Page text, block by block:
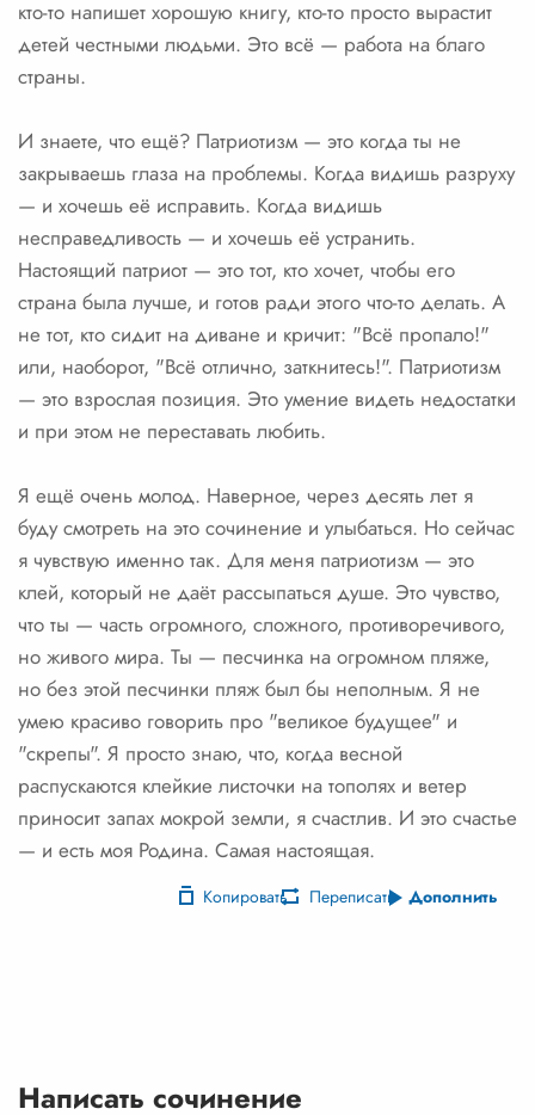
кто-то напишет хорошую книгу, кто-то просто вырастит
детей честными людьми. Это всё — работа на благо
страны.
И знаете, что ещё? Патриотизм — это когда ты не
закрываешь глаза на проблемы. Когда видишь разруху
— и хочешь её исправить. Когда видишь
несправедливость — и хочешь её устранить.
Настоящий патриот — это тот, кто хочет, чтобы его
страна была лучше, и готов ради этого что-то делать. А
не тот, кто сидит на диване и кричит: "Всё пропало!"
или, наоборот, "Всё отлично, заткнитесь!". Патриотизм
— это взрослая позиция. Это умение видеть недостатки
и при этом не переставать любить.
Я ещё очень молод. Наверное, через десять лет я
буду смотреть на это сочинение и улыбаться. Но сейчас
я чувствую именно так. Для меня патриотизм — это
клей, который не даёт рассыпаться душе. Это чувство,
что ты — часть огромного, сложного, противоречивого,
но живого мира. Ты — песчинка на огромном пляже,
но без этой песчинки пляж был бы неполным. Я не
умею красиво говорить про "великое будущее" и
"скрепы". Я просто знаю, что, когда весной
распускаются клейкие листочки на тополях и ветер
приносит запах мокрой земли, я счастлив. И это счастье
— и есть моя Родина. Самая настоящая.
Копировать Переписать Дополнить
Написать сочинение